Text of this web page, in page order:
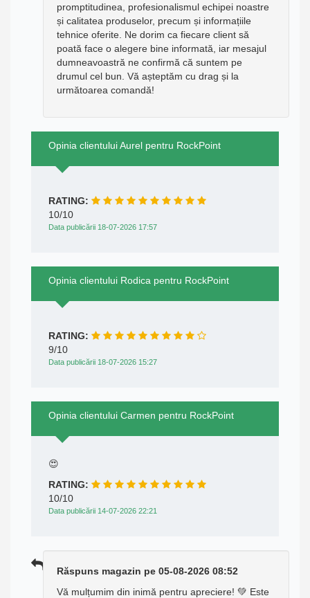
promptitudinea, profesionalismul echipei noastre
și calitatea produselor, precum și informațiile
tehnice oferite. Ne dorim ca fiecare client să
poată face o alegere bine informată, iar mesajul
dumneavoastră ne confirmă că suntem pe
drumul cel bun. Vă așteptăm cu drag și la
următoarea comandă!
Opinia clientului Aurel pentru RockPoint
RATING:
10/10
Data publicării 18-07-2026 17:57
Opinia clientului Rodica pentru RockPoint
RATING:
9/10
Data publicării 18-07-2026 15:27
Opinia clientului Carmen pentru RockPoint
😍
RATING:
10/10
Data publicării 14-07-2026 22:21
Răspuns magazin pe 05-08-2026 08:52
Vă mulțumim din inimă pentru apreciere! 💚 Este